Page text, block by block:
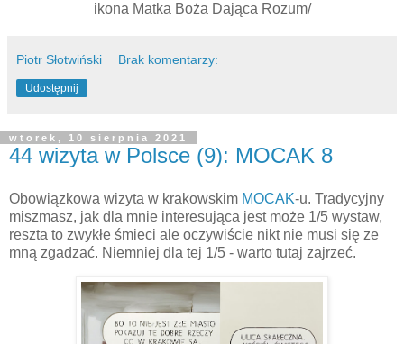
ikona Matka Boża Dająca Rozum/
Piotr Słotwiński Brak komentarzy:
Udostępnij
wtorek, 10 sierpnia 2021
44 wizyta w Polsce (9): MOCAK 8
Obowiązkowa wizyta w krakowskim MOCAK-u. Tradycyjny
miszmasz, jak dla mnie interesująca jest może 1/5 wystaw,
reszta to zwykłe śmieci ale oczywiście nikt nie musi się ze
mną zgadzać. Niemniej dla tej 1/5 - warto tutaj zajrzeć.